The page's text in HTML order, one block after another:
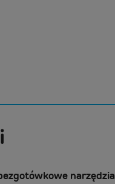
narzędzia